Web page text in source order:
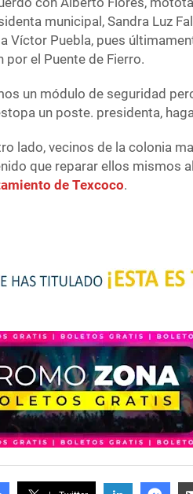
municipal, Sandra Luz
Víctor Puebla, pues
por el Puente de Fierro.
un módulo de seguridad
un poste. presidenta,
lado, vecinos de la colonia
que reparar ellos mismos
de Texcoco.